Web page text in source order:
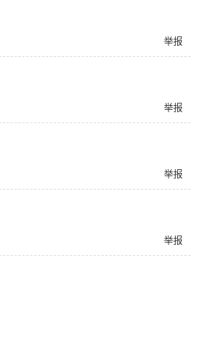
举报
举报
举报
举报